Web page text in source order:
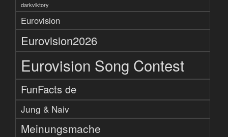
darkviktory
Eurovision
Eurovision2026
Eurovision Song Contest
FunFacts de
Jung & Naiv
Meinungsmache